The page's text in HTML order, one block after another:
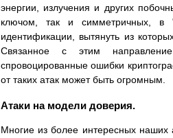
энергии, излучения и других
ключом, так и симметричных, в
идентификации, вытянуть из
Связанное с этим
спровоцированные ошибки
от таких атак может быть огромным.
Атаки на модели доверия.
Многие из более интересных